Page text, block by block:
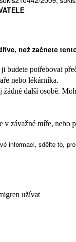
než začnete
budete potřebovat
nebo lékárníka.
žádné další osobě.
závažné míře, nebo
informaci, sdělte to,
užívat